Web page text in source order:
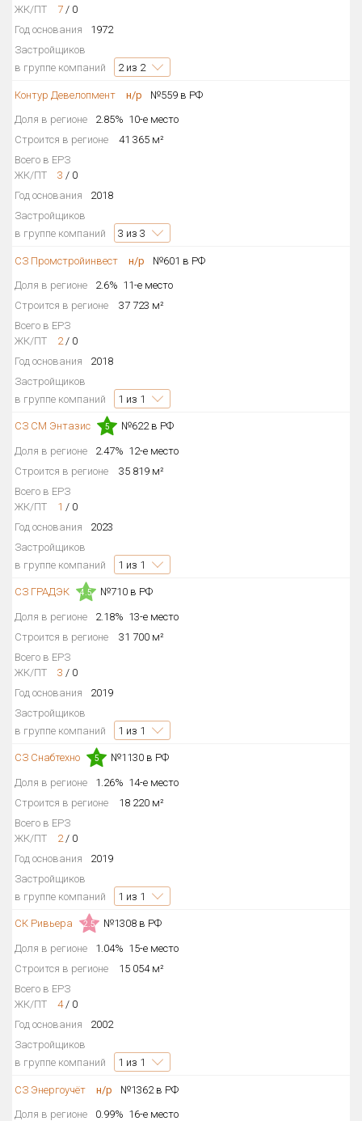
ЖК/ПТ 7 / 0
Год основания
1972
Застройщиков
в группе компаний
2из 2
Контур Девелопмент н/р
№559 в РФ
Доля в регионе
2.85% 10-е место
Строится в регионе
41 365 м²
Всего в ЕРЗ
ЖК/ПТ
3 / 0
Год основания
2018
Застройщиков
в группе компаний
3 из 3
СЗ Промстройинвест н/р
№601 в РФ
Доля в регионе
2.6% 11-е место
Строится в регионе
37 723 м²
Всего в ЕРЗ
ЖК/ПТ
2/ 0
Год основания
2018
Застройщиков
в группе компаний
1 из 1
СЗ СМ Энтазис 5 №622 в РФ
Доля в регионе 2.47% 12-е место
Строится в регионе
35 819 м²
Всего в ЕРЗ
ЖК/ПТ
1 / 0
Год основания
2023
Застройщиков
в группе компаний
1 из 1
СЗ ГРАДЭК 4.5 №710 в РФ
Доля в регионе 2.18% 13-е место
Строится в регионе
31 700 м²
Всего в ЕРЗ
ЖК/ПТ
3 / 0
Год основания
2019
Застройщиков
в группе компаний
1 из 1
СЗ Снабтехно 5 №1130 в РФ
Доля в регионе 1.26% 14-е место
Строится в регионе
18 220 м²
Всего в ЕРЗ
ЖК/ПТ
2/ 0
Год основания
2019
Застройщиков
в группе компаний
1 из 1
СК Ривьера 2.5 №1308 в РФ
Доля в регионе 1.04% 15-е место
Строится в регионе
15 054 м²
Всего в ЕРЗ
ЖК/ПТ
4/ 0
Год основания
2002
Застройщиков
в группе компаний
1 из 1
СЗ Энергоучёт н/р
№1362 в РФ
Доля в регионе
0.99% 16-е место